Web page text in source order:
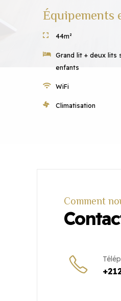
Équipements
44m²
Grand lit + deux lits
enfants
WiFi
Climatisation
Comment